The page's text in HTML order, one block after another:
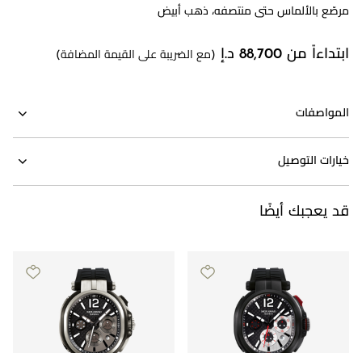
مرصّع بالألماس حتى منتصفه، ذهب أبيض
ابتداءاً من 88,700 د.إ (مع الضريبة على القيمة المضافة)
المواصفات
خيارات التوصيل
قد يعجبك أيضًا